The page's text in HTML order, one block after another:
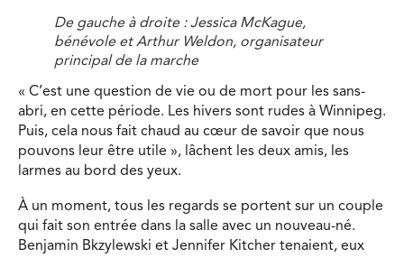
De gauche à droite : Jessica McKague,
bénévole et Arthur Weldon, organisateur
principal de la marche
« C’est une question de vie ou de mort pour les sans-
abri, en cette période. Les hivers sont rudes à Winnipeg.
Puis, cela nous fait chaud au cœur de savoir que nous
pouvons leur être utile », lâchent les deux amis, les
larmes au bord des yeux.
À un moment, tous les regards se portent sur un couple
qui fait son entrée dans la salle avec un nouveau-né.
Benjamin Bkzylewski et Jennifer Kitcher tenaient, eux